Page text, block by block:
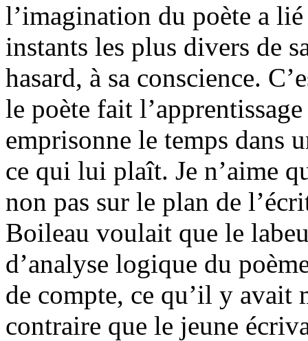
l’imagination du poète a
instants les plus divers de
hasard, à sa conscience.
le poète fait
emprisonne le temps dans
ce qui lui plaît. Je n’aime
non pas sur le plan de
Boileau voulait que le
d’analyse logique du
de compte, ce qu’il y avait
contraire que le jeune